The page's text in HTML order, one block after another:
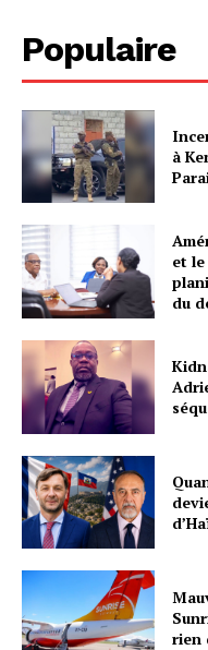
Populaire
à
et
du
rien